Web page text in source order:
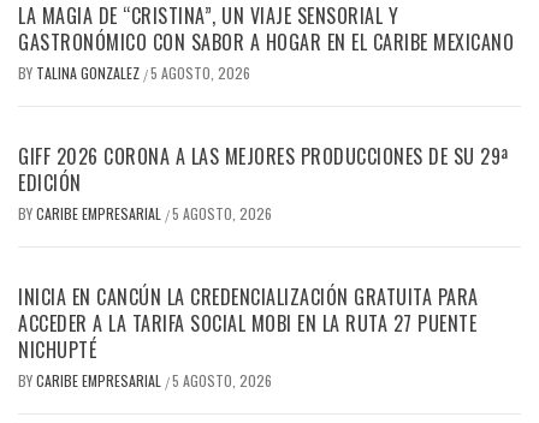
LA MAGIA DE “CRISTINA”, UN VIAJE SENSORIAL Y
GASTRONÓMICO CON SABOR A HOGAR EN EL CARIBE MEXICANO
BY TALINA GONZALEZ /5 AGOSTO, 2026
GIFF 2026 CORONA A LAS MEJORES PRODUCCIONES DE SU 29ª
EDICIÓN
BYCARIBE EMPRESARIAL /5 AGOSTO, 2026
INICIA EN CANCÚN LA CREDENCIALIZACIÓN GRATUITA PARA
ACCEDER A LA TARIFA SOCIAL MOBI EN LA RUTA 27 PUENTE
NICHUPTÉ
BYCARIBE EMPRESARIAL /5 AGOSTO, 2026